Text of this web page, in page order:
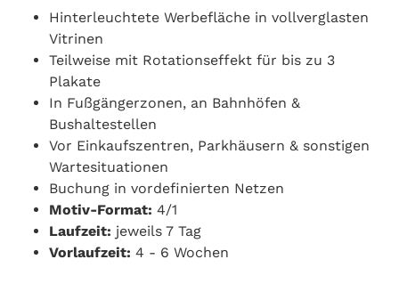
Hinterleuchtete Werbefläche in vollverglasten
Vitrinen
Teilweise mit Rotationseffekt für bis zu 3
Plakate
In Fußgängerzonen, an Bahnhöfen &
Bushaltestellen
Vor Einkaufszentren, Parkhäusern & sonstigen
Wartesituationen
Buchung in vordefinierten Netzen
Motiv-Format: 4/1
Laufzeit: jeweils 7 Tag
Vorlaufzeit: 4 - 6 Wochen